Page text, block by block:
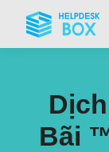
Bãi